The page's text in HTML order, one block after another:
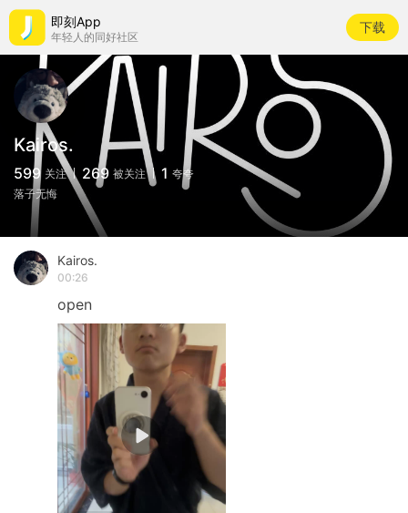
即刻App
年轻人的同好社区
下载
Kairos.
599 关注 269 被关注 1 夸夸
落子无悔
Kairos.
00:26
open